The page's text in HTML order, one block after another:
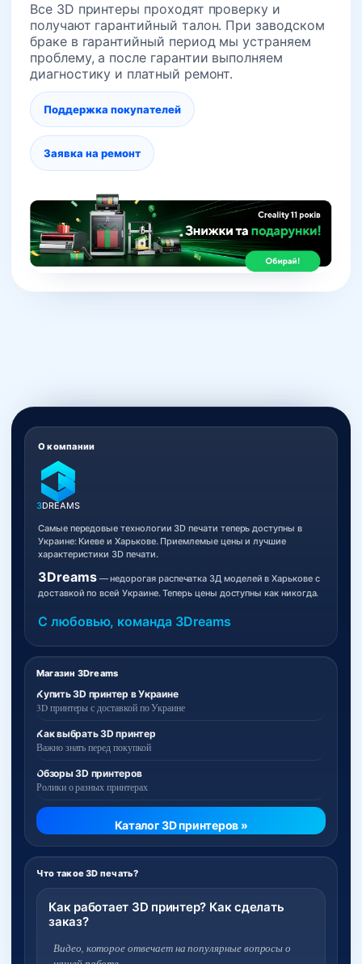
Все 3D принтеры проходят проверку и
получают гарантийный талон. При заводском
браке в гарантийный период мы устраняем
проблему, а после гарантии выполняем
диагностику и платный ремонт.
Поддержка покупателей
Заявка на ремонт
Магазин 3Dreams
Купить 3D принтер в Украине
3D принтеры с доставкой по Украине
Как выбрать 3D принтер
Важно знать перед покупкой
Обзоры 3D принтеров
Ролики о разных принтерах
Каталог 3D принтеров »
Что такое 3D печать?
Как работает 3D принтер? Как сделать
заказ?
Видео, которое отвечает на популярные вопросы о
О компании
3DREAMS
Самые передовые технологии 3D печати теперь доступны в
Украине: Киеве и Харькове. Приемлемые цены и лучшие
характеристики 3D печати.
3Dreams— недорогая распечатка 3Д моделей в Харькове с
доставкой по всей Украине. Теперь цены доступны как никогда.
С любовью, команда 3Dreams